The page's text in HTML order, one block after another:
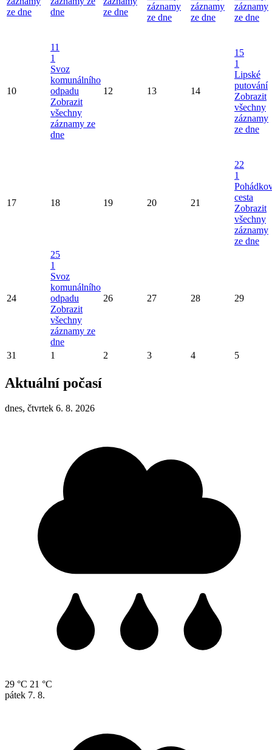
ze dne
dne
ze dne
záznamy
ze dne
záznamy
ze dne
záznamy
ze dne
10
11
1
Svoz
komunálního
odpadu
Zobrazit
všechny
záznamy ze
dne
12 13 14
15
1
Lipské
putování
Zobrazit
všechny
záznamy
ze dne
17 18 19 20 21
22
1
cesta
Zobrazit
všechny
záznamy
ze dne
24
25
1
Svoz
komunálního
odpadu
Zobrazit
všechny
záznamy ze
dne
26 27 28 29
31 1 2 3 4 5
Aktuální počasí
dnes, čtvrtek 6. 8. 2026
29 °C 21 °C
pátek 7. 8.